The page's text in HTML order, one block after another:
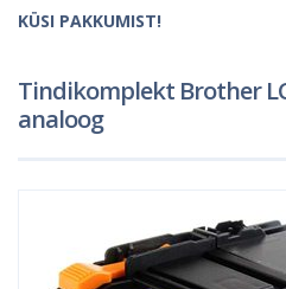
KÜSI PAKKUMIST!
Tindikomplekt Brother
analoog